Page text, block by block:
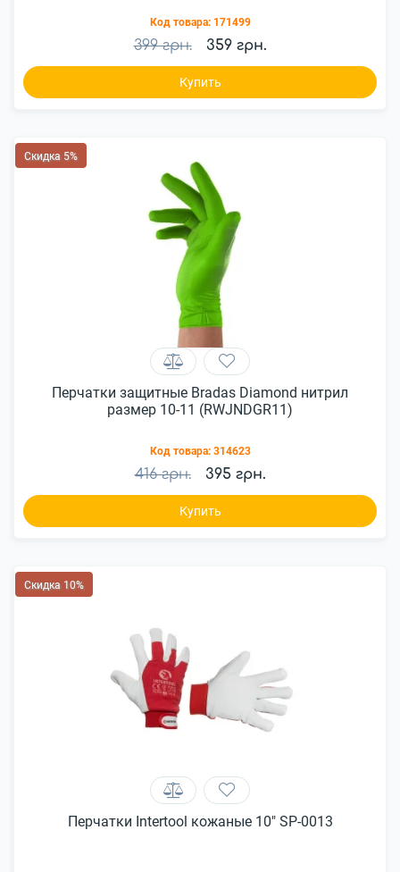
Код товара: 171499
399 грн. 359 грн.
Купить
Скидка 5%
Перчатки защитные Bradas Diamond нитрил
размер 10-11 (RWJNDGR11)
Код товара: 314623
416 грн. 395 грн.
Купить
Скидка 10%
Перчатки Intertool кожаные 10" SP-0013